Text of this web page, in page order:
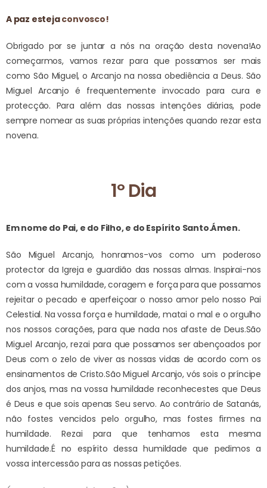
A paz estejaconvosco!
Obrigado por se juntar a nós na oração desta novena!Ao
começarmos, vamos rezar para que possamos ser mais
como São Miguel, o Arcanjo na nossa obediência a Deus. São
Miguel Arcanjo é frequentemente invocado para cura e
protecção. Para além das nossas intenções diárias, pode
sempre nomear as suas próprias intenções quando rezar esta
novena.
1º Dia
Em nome do Pai, e do Filho, e do Espírito Santo.Ámen.
São Miguel Arcanjo, honramos-vos como um poderoso
protector da Igreja e guardião das nossas almas. Inspirai-nos
com a vossa humildade, coragem e força para que possamos
rejeitar o pecado e aperfeiçoar o nosso amor pelo nosso Pai
Celestial. Na vossa força e humildade, matai o mal e o orgulho
nos nossos corações, para que nada nos afaste de Deus.São
Miguel Arcanjo, rezai para que possamos ser abençoados por
Deus com o zelo de viver as nossas vidas de acordo com os
ensinamentos de Cristo.São Miguel Arcanjo, vós sois o príncipe
dos anjos, mas na vossa humildade reconhecestes que Deus
é Deus e que sois apenas Seu servo. Ao contrário de Satanás,
não fostes vencidos pelo orgulho, mas fostes firmes na
humildade. Rezai para que tenhamos esta mesma
humildade.É no espírito dessa humildade que pedimos a
vossa intercessão para as nossas petições.